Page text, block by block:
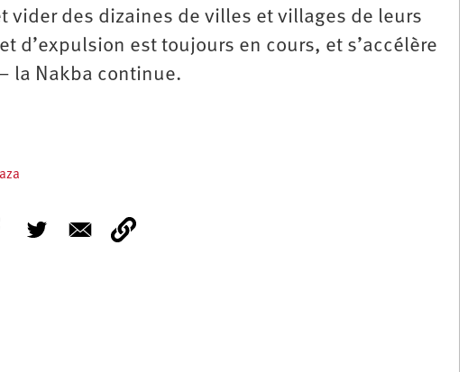
vider des dizaines de villes et villages de leurs
d’expulsion est toujours en cours, et s’accélère
la Nakba continue.